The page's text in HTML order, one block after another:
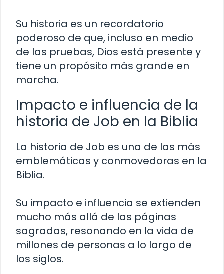
Su historia es un recordatorio
poderoso de que, incluso en medio
de las pruebas, Dios está presente y
tiene un propósito más grande en
marcha.
Impacto e influencia de la
historia de Job en la Biblia
La historia de Job es una de las más
emblemáticas y conmovedoras en la
Biblia.
Su impacto e influencia se extienden
mucho más allá de las páginas
sagradas, resonando en la vida de
millones de personas a lo largo de
los siglos.